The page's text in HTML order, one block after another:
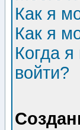
Как я
Как я
Когда
войти?